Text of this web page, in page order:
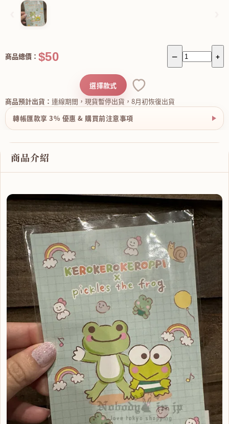
－ +
商品總價： $50
商品預計出貨： 連線期間，現貨暫停出貨，8月初恢復出貨
選擇款式
轉帳匯款享 3% 優惠 & 購買前注意事項
商品介紹